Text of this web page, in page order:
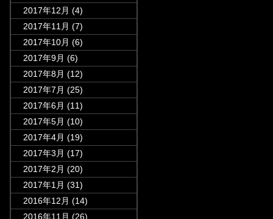
2017年12月 (4)
2017年11月 (7)
2017年10月 (6)
2017年9月 (6)
2017年8月 (12)
2017年7月 (25)
2017年6月 (11)
2017年5月 (10)
2017年4月 (19)
2017年3月 (17)
2017年2月 (20)
2017年1月 (31)
2016年12月 (14)
2016年11月 (26)